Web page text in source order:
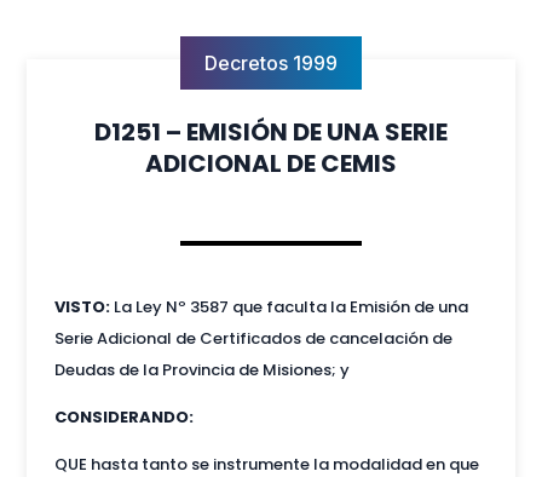
Decretos 1999
D1251 – EMISIÓN DE UNA SERIE
ADICIONAL DE CEMIS
VISTO:La Ley Nº 3587 que faculta la Emisión de una
Serie Adicional de Certificados de cancelación de
Deudas de la Provincia de Misiones; y
CONSIDERANDO:
QUE hasta tanto se instrumente la modalidad en que